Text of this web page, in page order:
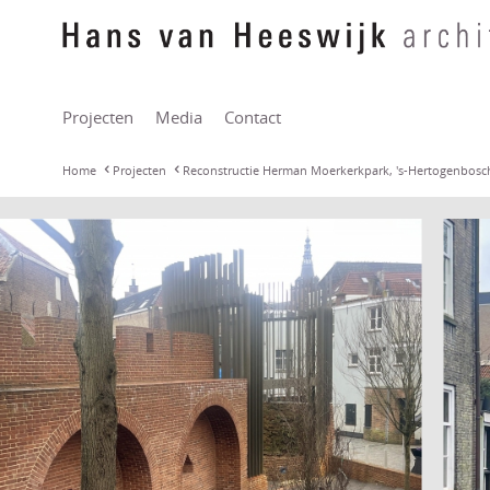
Projecten Media Contact
Home Projecten Reconstructie Herman Moerkerkpark, 's-